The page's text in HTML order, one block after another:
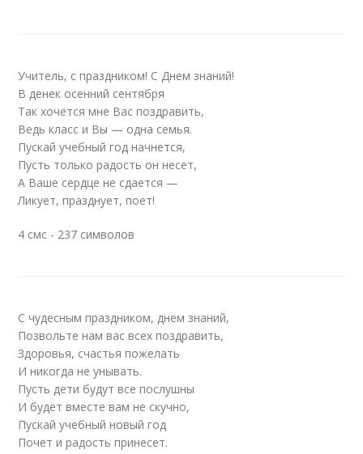
Учитель, с праздником! С Днем знаний!
В денек осенний сентября
Так хочется мне Вас поздравить,
Ведь класс и Вы — одна семья.
Пускай учебный год начнется,
Пусть только радость он несет,
А Ваше сердце не сдается —
Ликует, празднует, поет!
4 смс - 237 символов
С чудесным праздником, днем знаний,
Позвольте нам вас всех поздравить,
Здоровья, счастья пожелать
И никогда не унывать.
Пусть дети будут все послушны
И будет вместе вам не скучно,
Пускай учебный новый год
Почет и радость принесет.